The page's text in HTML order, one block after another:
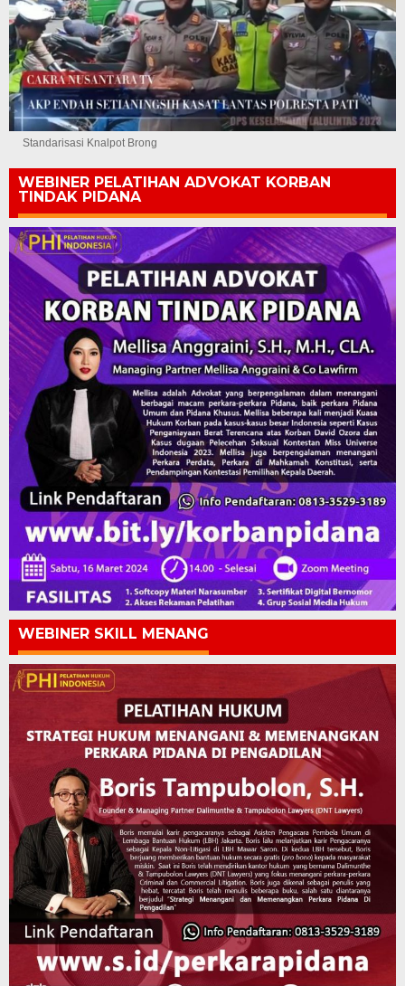
Standarisasi Knalpot Brong
WEBINER PELATIHAN ADVOKAT KORBAN
TINDAK PIDANA
WEBINER SKILL MENANG